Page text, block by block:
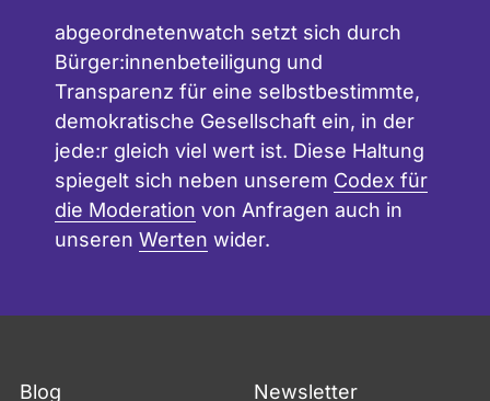
abgeordnetenwatch setzt sich durch
Bürger:innenbeteiligung und
Transparenz für eine selbstbestimmte,
demokratische Gesellschaft ein, in der
jede:r gleich viel wert ist. Diese Haltung
spiegelt sich neben unserem Codex für
die Moderation von Anfragen auch in
unseren Werten wider.
Blog Newsletter